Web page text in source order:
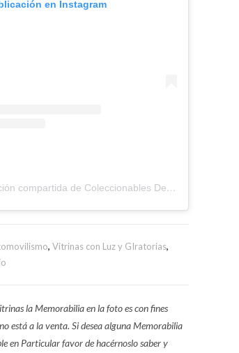
en Instagram
Una publicación compartida de Coleccionables Deportivos (@coleccionablesdeportivos)
,Vitrinas con Luz y GIratorias,
la Memorabilia en la foto es con fines
está a la venta. Si desea alguna Memorabilia
en Particular favor de hacérnoslo saber y